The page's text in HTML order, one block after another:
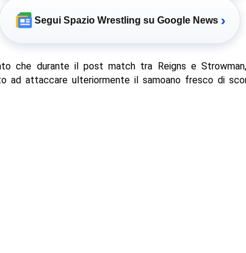
Segui Spazio Wrestling su Google News ›
che durante il post match tra Reigns e Strowman,
ad attaccare ulteriormente il samoano fresco di